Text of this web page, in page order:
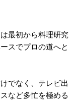
最初から料理研究
スでプロの道へと
でなく、テレビ出
など多忙を極める